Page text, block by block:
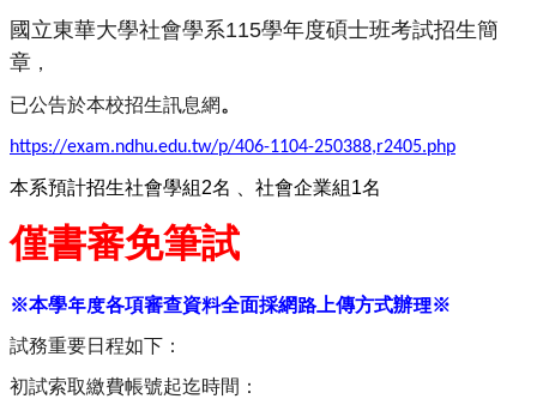
國立東華大學社會學系115學年度碩士班考試招生簡
章 ，
已公告於本校招生訊息網。
https://exam.ndhu.edu.tw/p/406-1104-250388,r2405.php
本系預計招生社會學組2名 、社會企業組1名
僅書審免筆試
※本學年度各項審查資料全面採網路上傳方式辦理※
試務重要日程如下：
初試索取繳費帳號起迄時間：